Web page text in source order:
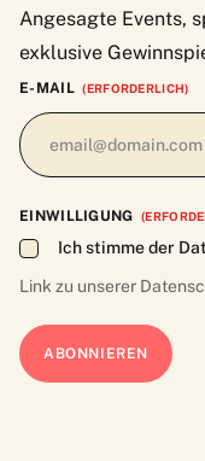
Angesagte Events,
exklusive
E-MAIL (ERFORDERLICH)
EINWILLIGUNG
Ich stimme der
Link zu unserer